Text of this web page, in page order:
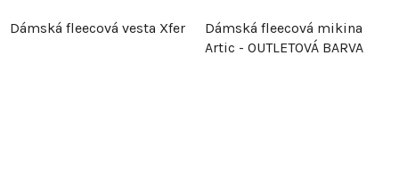
Dámská fleecová vesta Xfer
Dámská fleecová mikina
Artic - OUTLETOVÁ BARVA